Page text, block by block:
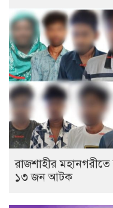
রাজশাহীর
১৩ জন আটক